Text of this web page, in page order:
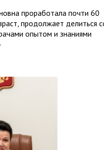
проработала почти 60
продолжает делиться
опытом и знаниями